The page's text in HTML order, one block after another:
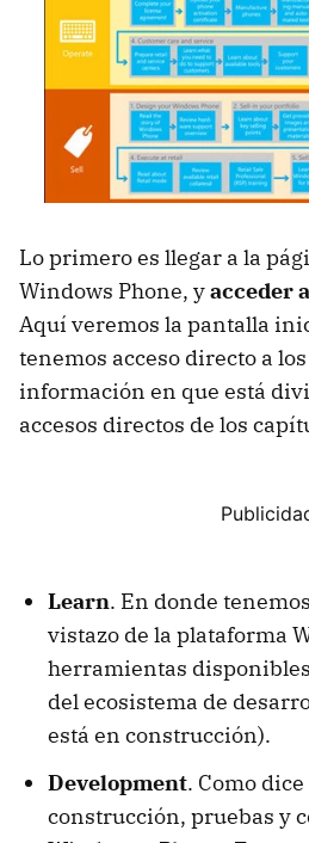
Lo primero es llegar a la
Windows Phone, yacceder
Aquí veremos la pantalla
tenemos acceso directo a
información en que está
accesos directos de los
Learn. En donde
vistazo de la plataforma
herramientas
del ecosistema de
está en construcción).
Development. Como
construcción, pruebas y